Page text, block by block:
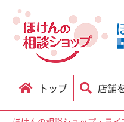
トップ 店舗